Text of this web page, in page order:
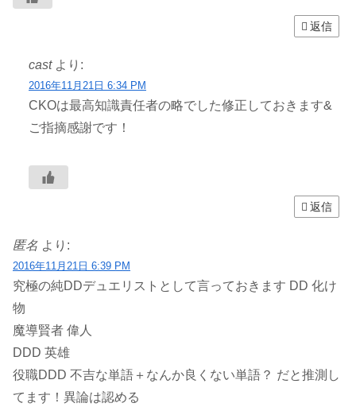
返信
cast より:
2016年11月21日 6:34 PM
CKOは最高知識責任者の略でした修正しておきます&
ご指摘感謝です！
返信
匿名 より:
2016年11月21日 6:39 PM
究極の純DDデュエリストとして言っておきます DD 化け
物
魔導賢者 偉人
DDD 英雄
役職DDD 不吉な単語＋なんか良くない単語？ だと推測し
てます！異論は認める